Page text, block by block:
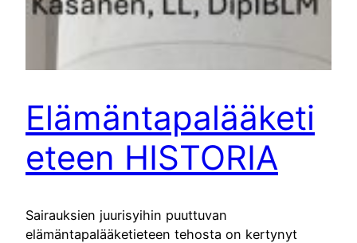
Elämäntapalääketi
eteen HISTORIA
Sairauksien juurisyihin puuttuvan
elämäntapalääketieteen tehosta on kertynyt